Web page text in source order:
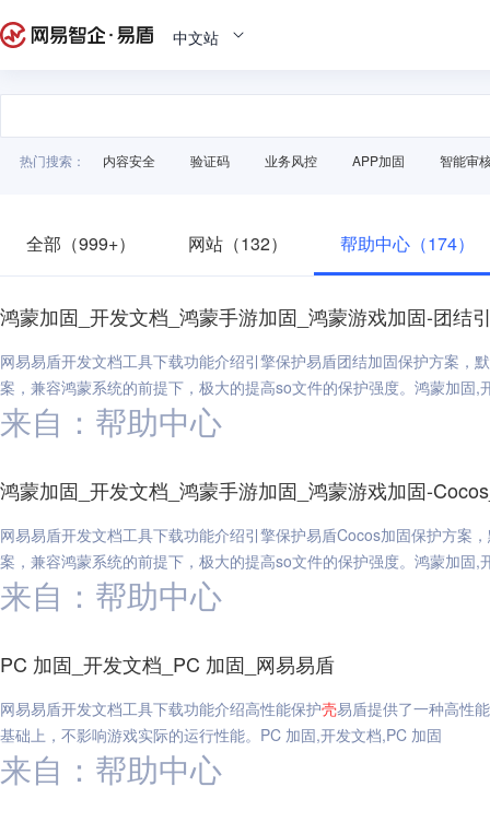
中文站
热门搜索： 内容安全 验证码 业务风控 APP加固 智能审
全部（999+） 网站（132） 帮助中心（174）
鸿蒙加固_开发文档_鸿蒙手游加固_鸿蒙游戏加固-团结
网易易盾开发文档工具下载功能介绍引擎保护易盾团结加固保护方案，
案，兼容鸿蒙系统的前提下，极大的提高so文件的保护强度。鸿蒙加固
来自：帮助中心
鸿蒙加固_开发文档_鸿蒙手游加固_鸿蒙游戏加固-
网易易盾开发文档工具下载功能介绍引擎保护易盾Cocos加固保护方案
案，兼容鸿蒙系统的前提下，极大的提高so文件的保护强度。鸿蒙加固
来自：帮助中心
PC 加固_开发文档_PC 加固_网易易盾
网易易盾开发文档工具下载功能介绍高性能保护壳易盾提供了一种高性
基础上，不影响游戏实际的运行性能。PC 加固,开发文档,PC 加固
来自：帮助中心